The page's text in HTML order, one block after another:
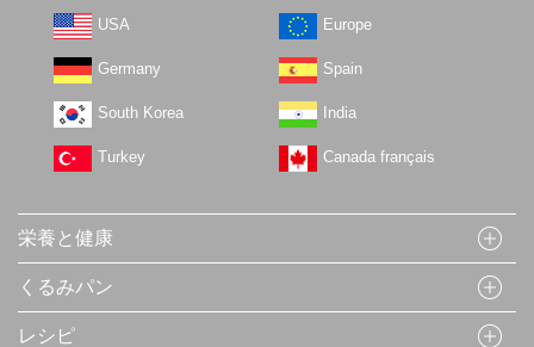
USA Europe
Germany Spain
South Korea India
Turkey Canada français
栄養と健康
くるみパン
レシピ